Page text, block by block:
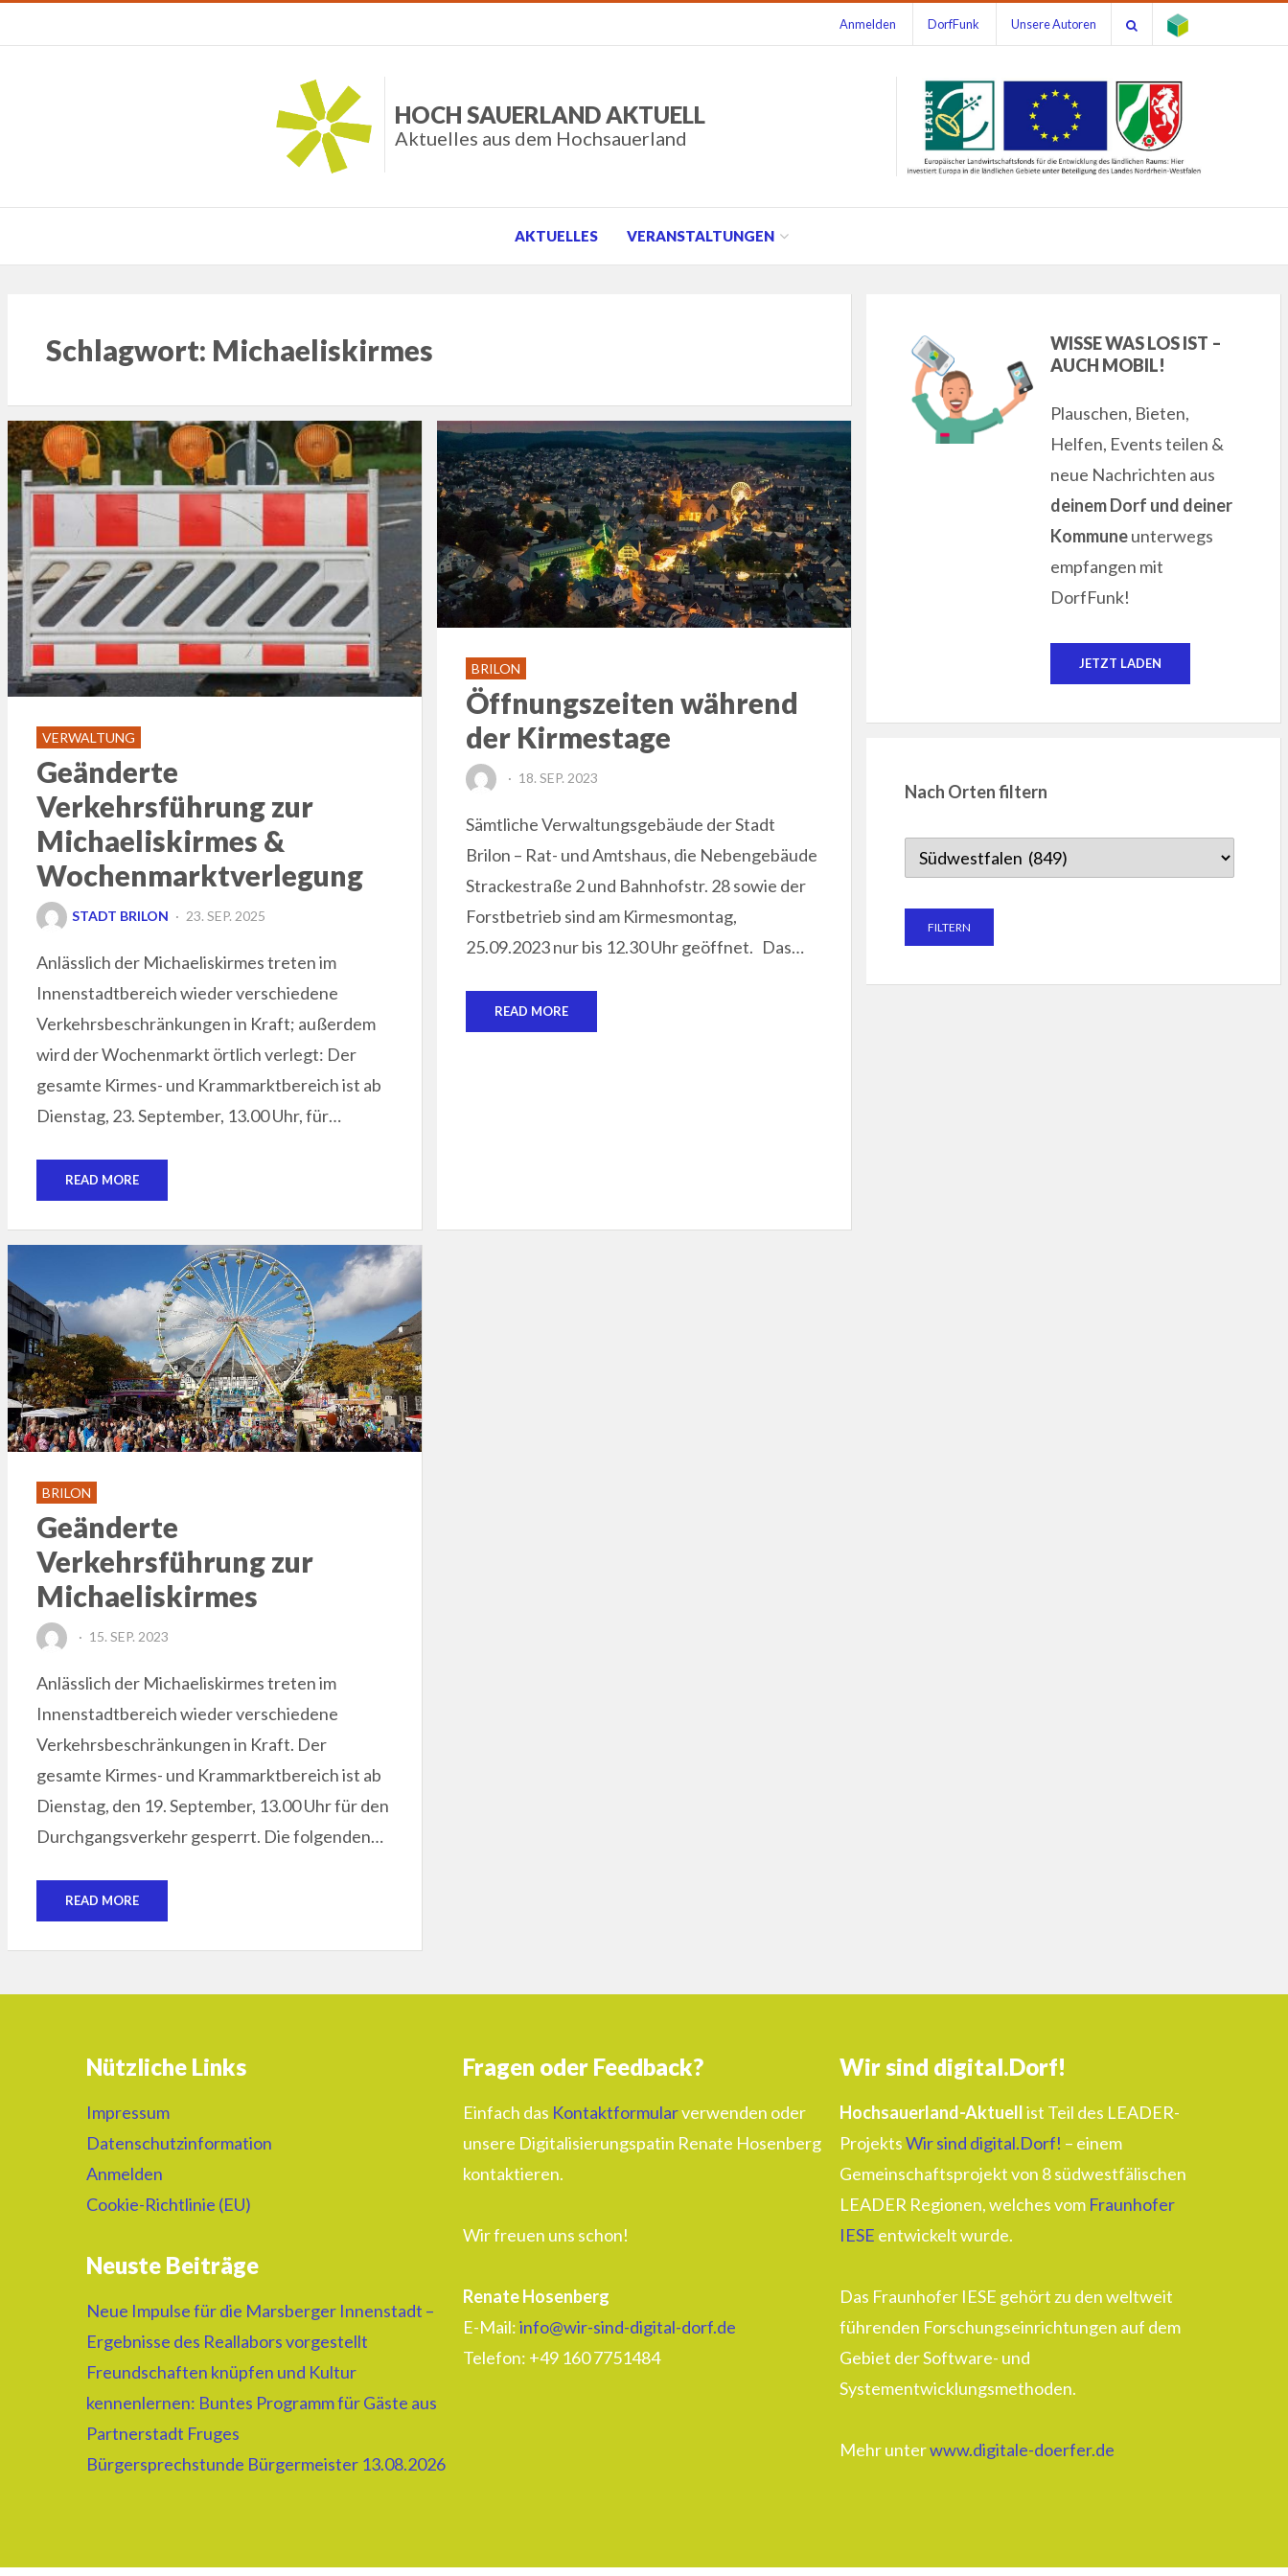
Anmelden DorfFunk Unsere Autoren
HOCH SAUERLAND AKTUELL
Aktuelles aus dem Hochsauerland
AKTUELLES VERANSTALTUNGEN
Schlagwort: Michaeliskirmes
VERWALTUNG
Geänderte
Verkehrsführung zur
Michaeliskirmes &
Wochenmarktverlegung
STADT BRILON
POSTED
23. SEP. 2025
Anlässlich der Michaeliskirmes treten im
Innenstadtbereich wieder verschiedene
Verkehrsbeschränkungen in Kraft; außerdem
wird der Wochenmarkt örtlich verlegt: Der
gesamte Kirmes- und Krammarktbereich ist ab
Dienstag, 23. September, 13.00 Uhr, für…
READ MORE
BRILON
Öffnungszeiten während
der Kirmestage
POSTED
18. SEP. 2023
Sämtliche Verwaltungsgebäude der Stadt
Brilon – Rat- und Amtshaus, die Nebengebäude
Strackestraße 2 und Bahnhofstr. 28 sowie der
Forstbetrieb sind am Kirmesmontag,
25.09.2023 nur bis 12.30 Uhr geöffnet. Das…
READ MORE
BRILON
Geänderte
Verkehrsführung zur
Michaeliskirmes
POSTED
15. SEP. 2023
Anlässlich der Michaeliskirmes treten im
Innenstadtbereich wieder verschiedene
Verkehrsbeschränkungen in Kraft. Der
gesamte Kirmes- und Krammarktbereich ist ab
Dienstag, den 19. September, 13.00 Uhr für den
Durchgangsverkehr gesperrt. Die folgenden…
READ MORE
WISSE WAS LOS IST –
AUCH MOBIL!
Plauschen, Bieten,
Helfen, Events teilen &
neue Nachrichten aus
deinem Dorf und deiner
Kommuneunterwegs
empfangen mit
DorfFunk!
JETZT LADEN
Nach Orten filtern
Nützliche Links
Impressum
Datenschutzinformation
Anmelden
Cookie-Richtlinie (EU)
Neuste Beiträge
Neue Impulse für die Marsberger Innenstadt –
Ergebnisse des Reallabors vorgestellt
Freundschaften knüpfen und Kultur
kennenlernen: Buntes Programm für Gäste aus
Partnerstadt Fruges
Bürgersprechstunde Bürgermeister 13.08.2026
Fragen oder Feedback?
Einfach das Kontaktformularverwenden oder
unsere Digitalisierungspatin Renate Hosenberg
kontaktieren.
Wir freuen uns schon!
Renate Hosenberg
E-Mail:info@wir-sind-digital-dorf.de
Telefon: ‭+49 160 7751484‬
Wir sind digital.Dorf!
Hochsauerland-Aktuellist Teil des LEADER-
ProjektsWir sind digital.Dorf! – einem
Gemeinschaftsprojekt von 8 südwestfälischen
LEADER Regionen, welches vom Fraunhofer
IESE entwickelt wurde.
Das Fraunhofer IESE gehört zu den weltweit
führenden Forschungseinrichtungen auf dem
Gebiet der Software- und
Systementwicklungsmethoden.
Mehr unterwww.digitale-doerfer.de